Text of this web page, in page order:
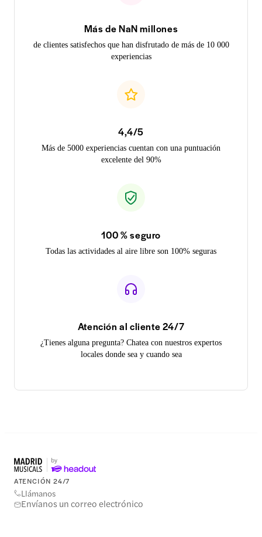
Más de NaN millones
de clientes satisfechos que han disfrutado de más de 10 000
experiencias
4,4/5
Más de 5000 experiencias cuentan con una puntuación
excelente del 90%
100 % seguro
Todas las actividades al aire libre son 100% seguras
Atención al cliente 24/7
¿Tienes alguna pregunta? Chatea con nuestros expertos
locales donde sea y cuando sea
ATENCIÓN 24/7
Llámanos
Envíanos un correo electrónico